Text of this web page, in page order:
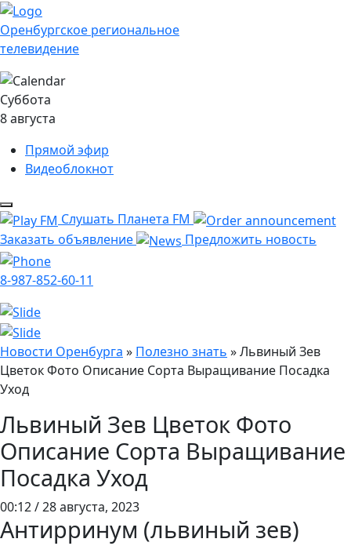
Оренбургское региональное
телевидение
Суббота
8 августа
Прямой эфир
Видеоблокнот
Слушать Планета FM
Заказать объявление
Предложить новость
8-987-852-60-11
Новости Оренбурга » Полезно знать »Львиный Зев
Цветок Фото Описание Сорта Выращивание Посадка
Уход
Львиный Зев Цветок Фото
Описание Сорта Выращивание
Посадка Уход
00:12 / 28 августа, 2023
Антирринум (львиный зев)